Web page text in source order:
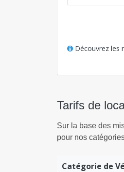
Découvrez les
Tarifs de
Sur la base des
pour nos
Catégorie de